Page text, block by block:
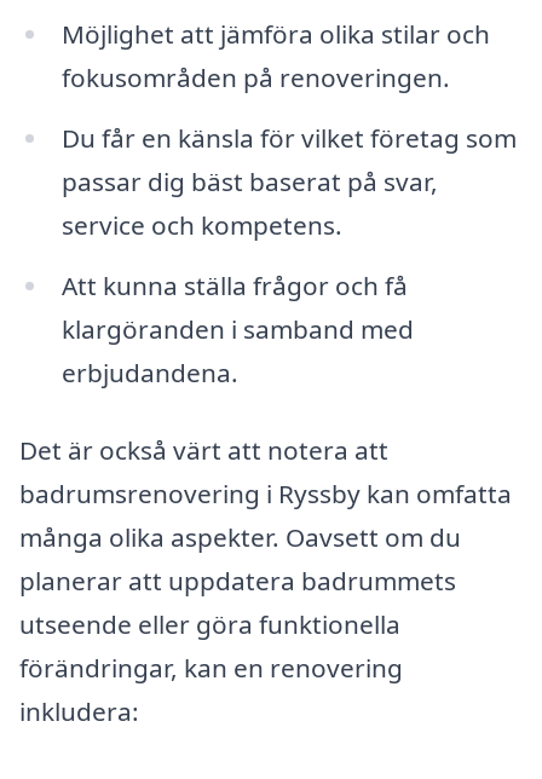
Möjlighet att jämföra olika stilar och
fokusområden på renoveringen.
Du får en känsla för vilket företag som
passar dig bäst baserat på svar,
service och kompetens.
Att kunna ställa frågor och få
klargöranden i samband med
erbjudandena.
Det är också värt att notera att
badrumsrenovering i Ryssby kan omfatta
många olika aspekter. Oavsett om du
planerar att uppdatera badrummets
utseende eller göra funktionella
förändringar, kan en renovering
inkludera: